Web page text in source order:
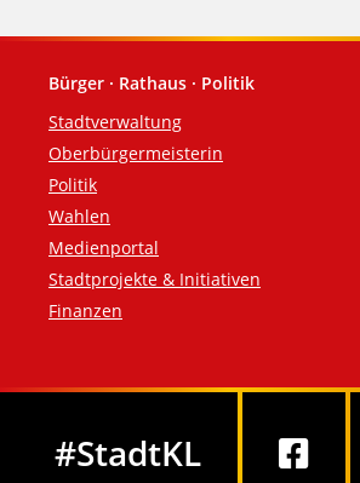
Fußzeile
Bürger · Rathaus · Politik
Stadtverwaltung
Oberbürgermeisterin
Politik
Wahlen
Medienportal
Stadtprojekte & Initiativen
Finanzen
#StadtKL